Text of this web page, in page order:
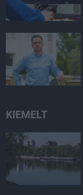
KIEMELT